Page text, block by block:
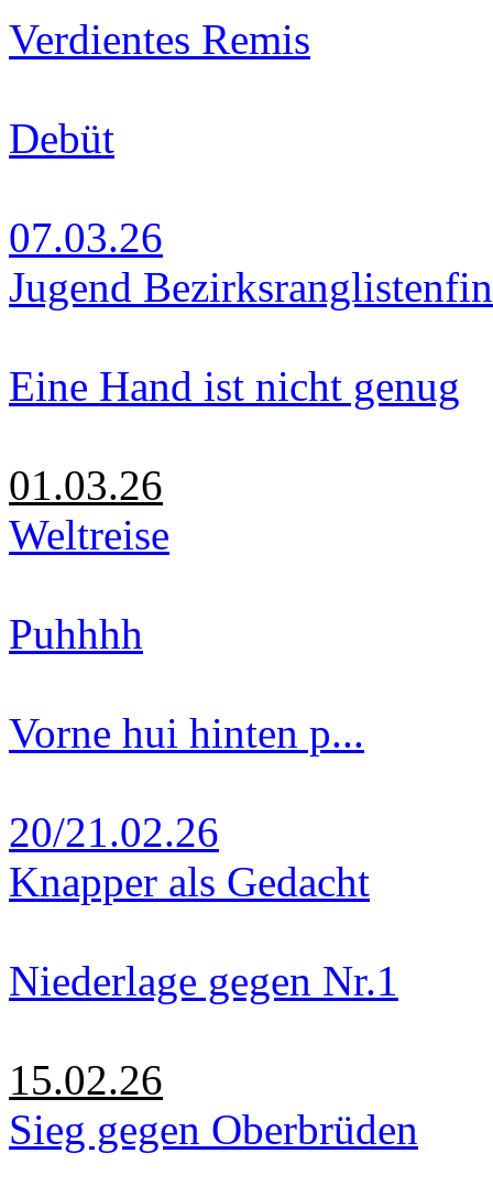
Verdientes Remis
Debüt
07.03.26
Jugend
Eine Hand ist nicht genug
01.03.26
Weltreise
Puhhhh
Vorne hui hinten p...
20/21.02.26
Knapper als Gedacht
Niederlage gegen Nr.1
15.02.26
Sieg gegen Oberbrüden